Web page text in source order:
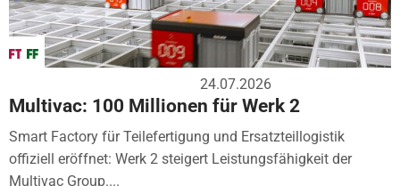
24.07.2026
Multivac: 100 Millionen für Werk 2
Smart Factory für Teilefertigung und Ersatzteillogistik
offiziell eröffnet: Werk 2 steigert Leistungsfähigkeit der
Multivac Group....